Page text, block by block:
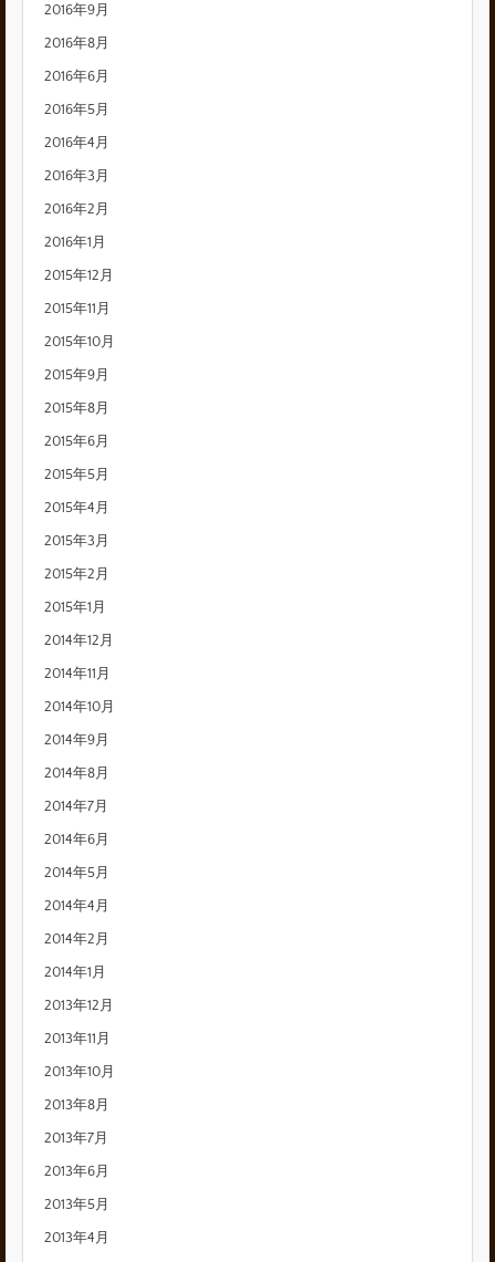
2016年9月
2016年8月
2016年6月
2016年5月
2016年4月
2016年3月
2016年2月
2016年1月
2015年12月
2015年11月
2015年10月
2015年9月
2015年8月
2015年6月
2015年5月
2015年4月
2015年3月
2015年2月
2015年1月
2014年12月
2014年11月
2014年10月
2014年9月
2014年8月
2014年7月
2014年6月
2014年5月
2014年4月
2014年2月
2014年1月
2013年12月
2013年11月
2013年10月
2013年8月
2013年7月
2013年6月
2013年5月
2013年4月